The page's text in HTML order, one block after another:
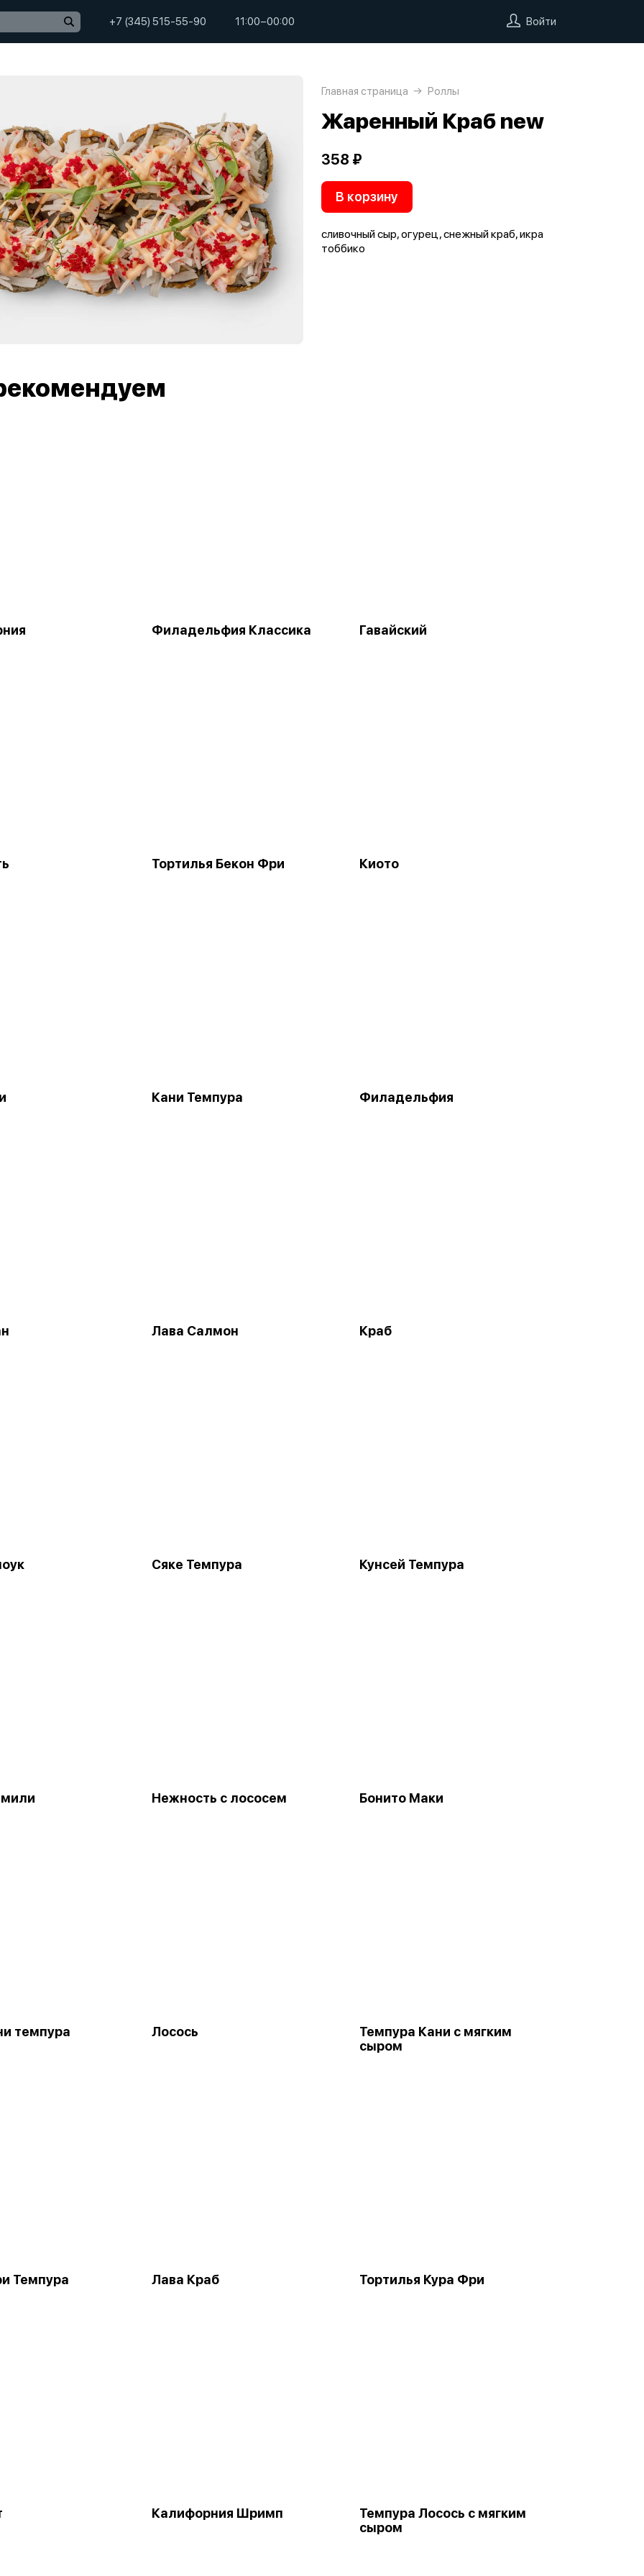
+7 (345) 515-55-90 11:00−00:00 Войти
Главная страница Роллы
Жаренный Краб new
358 ₽
В корзину
сливочный сыр, огурец, снежный краб, икра
тоббико
Филадельфия Классика Гавайский
Тортилья Бекон Фри Киото
Кани Темпура Филадельфия
Лава Салмон Краб
Сяке Темпура Кунсей Темпура
Нежность с лососем Бонито Маки
темпура Лосось
Темпура Кани с мягким
сыром
Темпура Лава Краб Тортилья Кура Фри
Калифорния Шримп
Темпура Лосось с мягким
сыром